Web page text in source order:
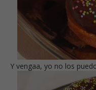
Y vengaa, yo no los